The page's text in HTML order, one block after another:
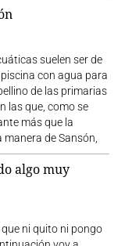
suelen ser de
con agua para
de las primarias
las que, como se
más que la
manera de Sansón,
algo muy
que ni quito ni pongo